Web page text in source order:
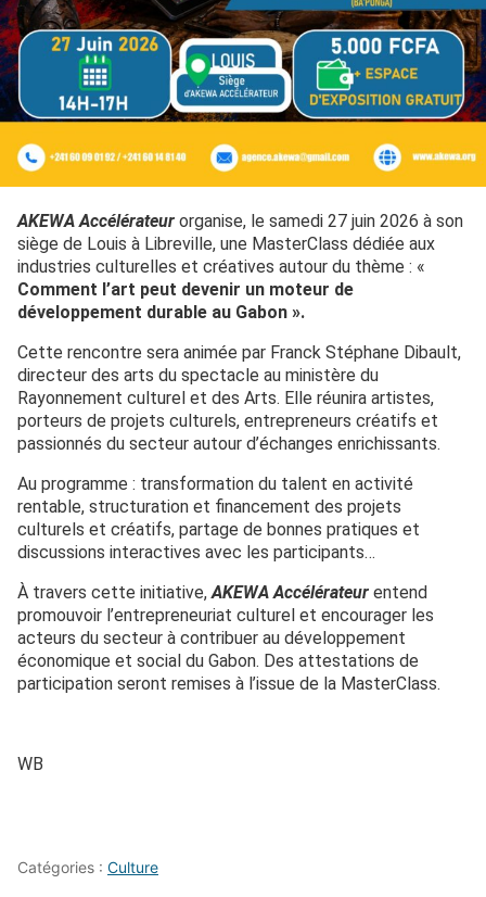
AKEWA Accélérateur organise, le samedi 27 juin 2026 à son
siège de Louis à Libreville, une MasterClass dédiée aux
industries culturelles et créatives autour du thème : «
Comment l’art peut devenir un moteur de
développement durable au Gabon ».
Cette rencontre sera animée par Franck Stéphane Dibault,
directeur des arts du spectacle au ministère du
Rayonnement culturel et des Arts. Elle réunira artistes,
porteurs de projets culturels, entrepreneurs créatifs et
passionnés du secteur autour d’échanges enrichissants.
Au programme : transformation du talent en activité
rentable, structuration et financement des projets
culturels et créatifs, partage de bonnes pratiques et
discussions interactives avec les participants…
À travers cette initiative, AKEWA Accélérateur entend
promouvoir l’entrepreneuriat culturel et encourager les
acteurs du secteur à contribuer au développement
économique et social du Gabon. Des attestations de
participation seront remises à l’issue de la MasterClass.
WB
Catégories : Culture